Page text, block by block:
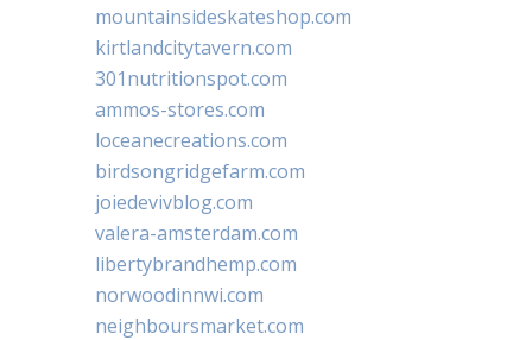
mountainsideskateshop.com
kirtlandcitytavern.com
301nutritionspot.com
ammos-stores.com
loceanecreations.com
birdsongridgefarm.com
joiedevivblog.com
valera-amsterdam.com
libertybrandhemp.com
norwoodinnwi.com
neighboursmarket.com